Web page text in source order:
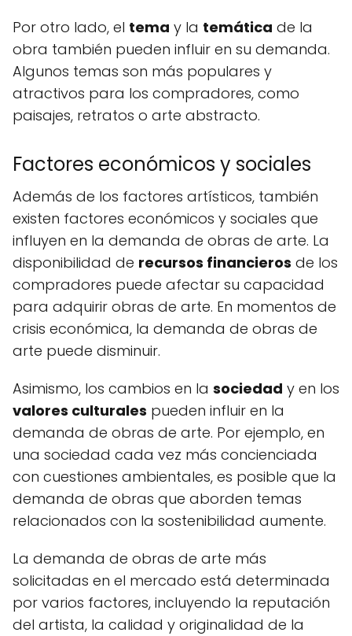
Por otro lado, el tema y la temática de la
obra también pueden influir en su demanda.
Algunos temas son más populares y
atractivos para los compradores, como
paisajes, retratos o arte abstracto.
Factores económicos y sociales
Además de los factores artísticos, también
existen factores económicos y sociales que
influyen en la demanda de obras de arte. La
disponibilidad de recursos financieros de los
compradores puede afectar su capacidad
para adquirir obras de arte. En momentos de
crisis económica, la demanda de obras de
arte puede disminuir.
Asimismo, los cambios en la sociedad y en los
valores culturales pueden influir en la
demanda de obras de arte. Por ejemplo, en
una sociedad cada vez más concienciada
con cuestiones ambientales, es posible que la
demanda de obras que aborden temas
relacionados con la sostenibilidad aumente.
La demanda de obras de arte más
solicitadas en el mercado está determinada
por varios factores, incluyendo la reputación
del artista, la calidad y originalidad de la